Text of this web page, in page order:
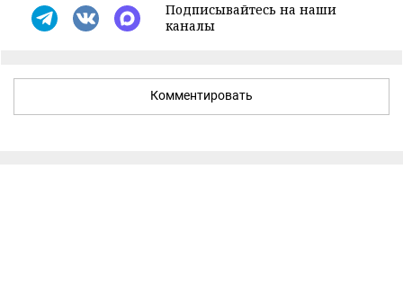
Подписывайтесь на наши
каналы
Комментировать